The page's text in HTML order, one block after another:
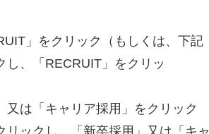
」をクリック（もしくは、下記
し、「RECRUIT」をクリッ
は「キャリア採用」をクリック